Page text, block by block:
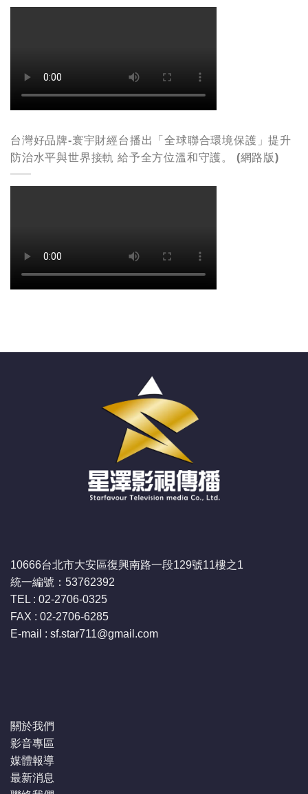
台灣好品牌-寰宇財經台播出「全球聯合環境保護」提升
防治水平與世界接軌 給予全方位溫和守護。 (網路版)
10666台北市大安區復興南路一段129號11樓之1
統一編號：53762392
TEL : 02-2706-0325
FAX : 02-2706-6285
E-mail : sf.star711@gmail.com
關於我們
影音專區
媒體報導
最新消息